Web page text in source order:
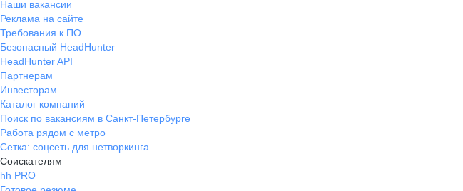
Наши вакансии
Реклама на сайте
Требования к ПО
Безопасный HeadHunter
HeadHunter API
Партнерам
Инвесторам
Каталог компаний
Поиск по вакансиям в Санкт-Петербурге
Работа рядом с метро
Сетка: соцсеть для нетворкинга
Соискателям
hh PRO